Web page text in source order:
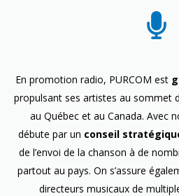
En promotion radio, PURCOM est
propulsant ses artistes au sommet
au Québec et au Canada. Avec
débute par un conseil
de l’envoi de la chanson à de
partout au pays. On s’assure
directeurs musicaux de